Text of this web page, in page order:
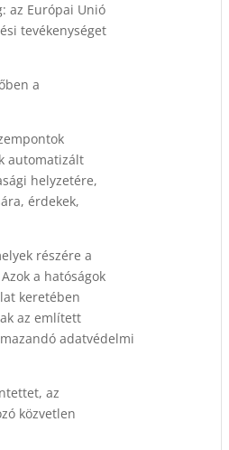
az Európai Unió
tevékenységet
a
automatizált
helyzetére,
érdekek,
részére a
a hatóságok
keretében
az említett
adatvédelmi
az
közvetlen